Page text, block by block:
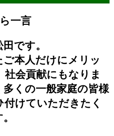
一言
です。
本人だけにメリッ
社会貢献にもなりま
くの一般家庭の皆様
けていただきたく